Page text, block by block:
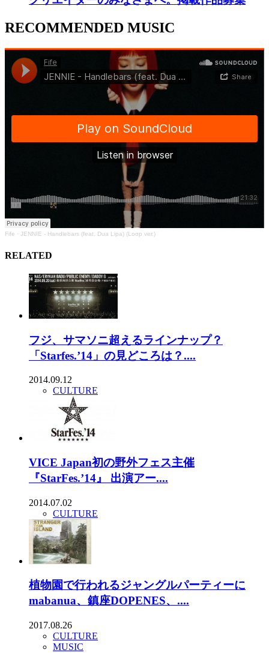
RECOMMENDED MUSIC
Fife · JENNIE - Handlebars (feat. Dua Lipa) (Loop ver.)
RELATED
フジ、サマソニ超えるラインナップ？
「Starfes.’14」の見どころは？....
2014.09.12
CULTURE
VICE Japan初の野外フェス主催
『StarFes.’14』 出演アー....
2014.07.02
CULTURE
植物園で行われるジャングルパーティーに
mabanua、鎮座DOPENES、....
2017.08.26
CULTURE
MUSIC